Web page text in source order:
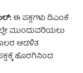
ಈ ಪಕ್ಷಗಳು ಡಿಎಂಕೆ
ಮುಂದುವರಿಯಲು
ಆಡಳಿತ
ಹೊರಗಿನಿಂದ